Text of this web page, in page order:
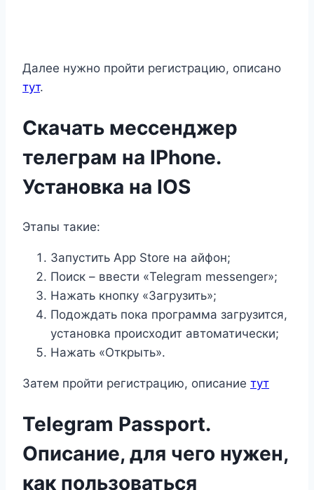
Далее нужно пройти регистрацию, описано
тут.
Скачать мессенджер
телеграм на IPhone.
Установка на IOS
Этапы такие:
Запустить App Store на айфон;
Поиск – ввести «Telegram messenger»;
Нажать кнопку «Загрузить»;
Подождать пока программа загрузится,
установка происходит автоматически;
Нажать «Открыть».
Затем пройти регистрацию, описание тут
Telegram Passport.
Описание, для чего нужен,
как пользоваться